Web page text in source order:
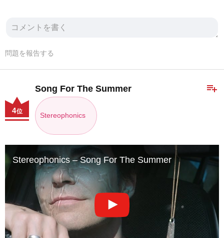
問題を報告する
playlist_add
Song For The Summer
Stereophonics
4位
Stereophonics – Song For The Summer